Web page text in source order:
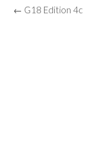
← G18 Edition 4c